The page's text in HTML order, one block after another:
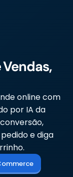
online com
por IA da
e diga